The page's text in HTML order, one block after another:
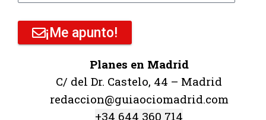
¡Me apunto!
Planes en Madrid
C/ del Dr. Castelo, 44 – Madrid
redaccion@guiaociomadrid.com
+34 644 360 714